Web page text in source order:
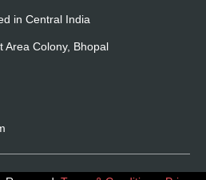
in Central India
Area Colony, Bhopal